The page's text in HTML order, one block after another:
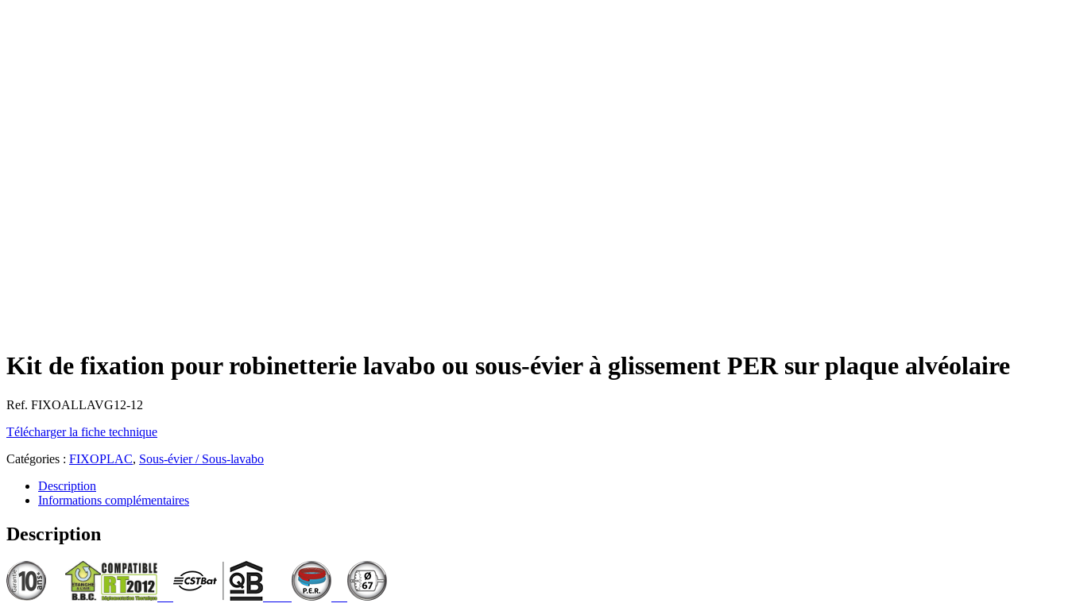
Kit de fixation pour robinetterie lavabo ou sous-évier à glissement PER sur plaque alvéolaire
Ref. FIXOALLAVG12-12
Télécharger la fiche technique
Catégories : FIXOPLAC, Sous-évier / Sous-lavabo
Description
Informations complémentaires
Description